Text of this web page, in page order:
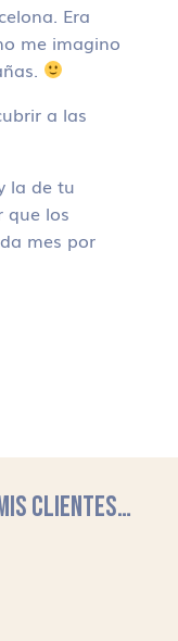
Era
me imagino
a las
la de tu
que los
mes por
CLIENTES…